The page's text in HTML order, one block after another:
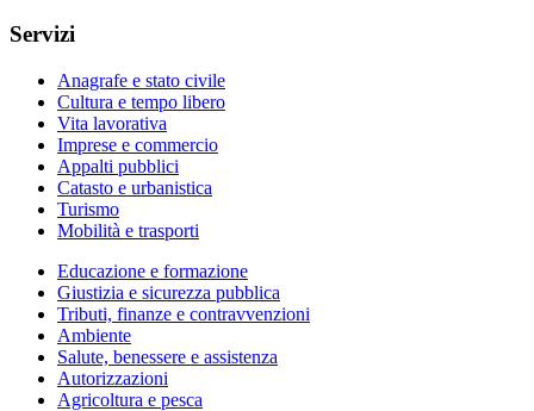
Servizi
Anagrafe e stato civile
Cultura e tempo libero
Vita lavorativa
Imprese e commercio
Appalti pubblici
Catasto e urbanistica
Turismo
Mobilità e trasporti
Educazione e formazione
Giustizia e sicurezza pubblica
Tributi, finanze e contravvenzioni
Ambiente
Salute, benessere e assistenza
Autorizzazioni
Agricoltura e pesca